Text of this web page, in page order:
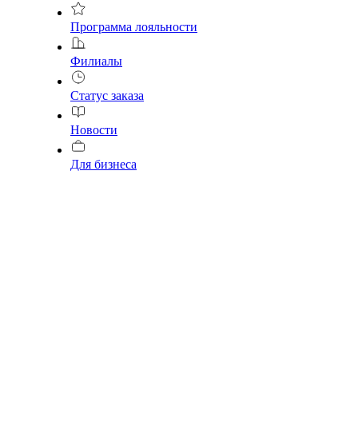
Программа лояльности
Филиалы
Статус заказа
Новости
Для бизнеса